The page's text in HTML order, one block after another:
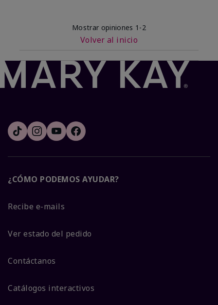
Mostrar opiniones 1-2
Volver al inicio
¿CÓMO PODEMOS AYUDAR?
Recibe e-mails
Ver estado del pedido
Contáctanos
Catálogos interactivos